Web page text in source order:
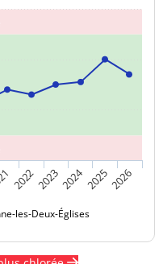
les-Deux-Églises
20222023202420252026